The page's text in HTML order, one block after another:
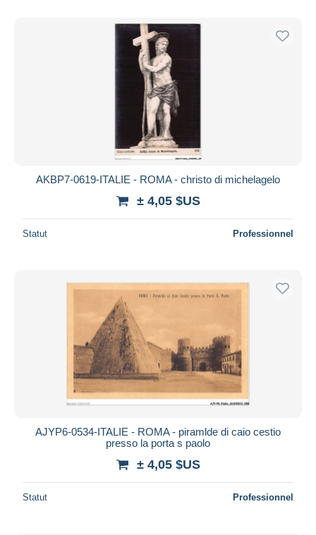
AKBP7-0619-ITALIE - ROMA - christo di michelagelo
± 4,05 $US
Statut Professionnel
AJYP6-0534-ITALIE - ROMA - piramlde di caio cestio
presso la porta s paolo
± 4,05 $US
Statut Professionnel